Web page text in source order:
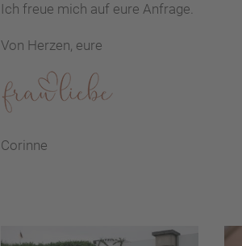
Ich freue mich auf eure Anfrage.
Von Herzen, eure
Corinne